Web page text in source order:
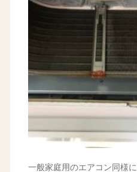
一般家庭用のエアコン同様